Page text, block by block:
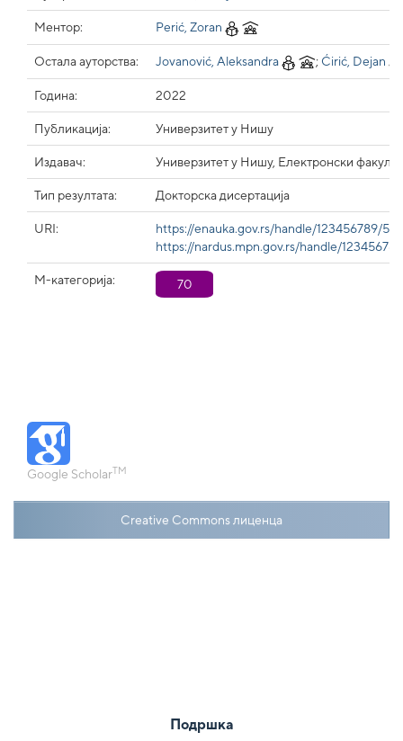
Ментор: Perić, Zoran
Остала ауторства: Jovanović, Aleksandra ; Ćirić, Dejan
Година: 2022
Публикација: Универзитет у Нишу
Издавач: Универзитет у Нишу, Електронски
Тип резултата: Докторска дисертација
URI:
https://enauka.gov.rs/handle/123456789/
https://nardus.mpn.gov.rs/handle/
М-категорија: 70
Google ScholarTM
Creative Commons лиценца
Подршка